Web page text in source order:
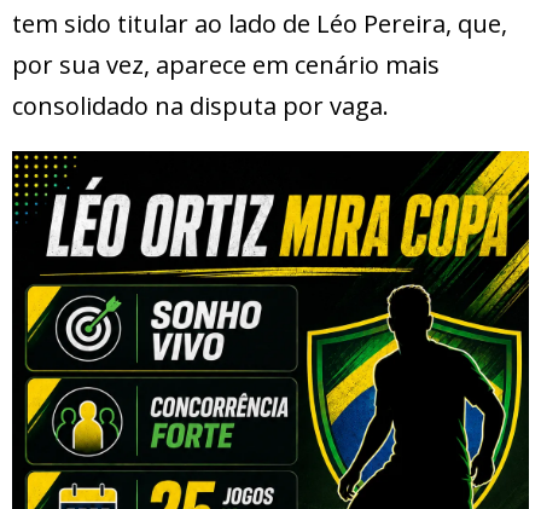
tem sido titular ao lado de Léo Pereira, que,
por sua vez, aparece em cenário mais
consolidado na disputa por vaga.